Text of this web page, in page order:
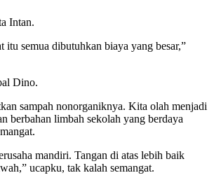
Intan.
itu semua dibutuhkan biaya yang besar,”
Dino.
sampah nonorganiknya. Kita olah menjadi
berbahan limbah sekolah yang berdaya
mandiri. Tangan di atas lebih baik
ucapku, tak kalah semangat.